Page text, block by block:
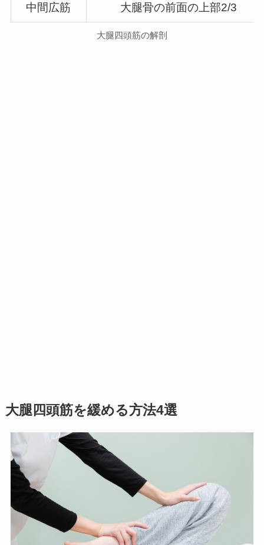
中間広筋 大腿骨の前面の上部2/3
大腿四頭筋の解剖
大腿四頭筋を緩める方法4選